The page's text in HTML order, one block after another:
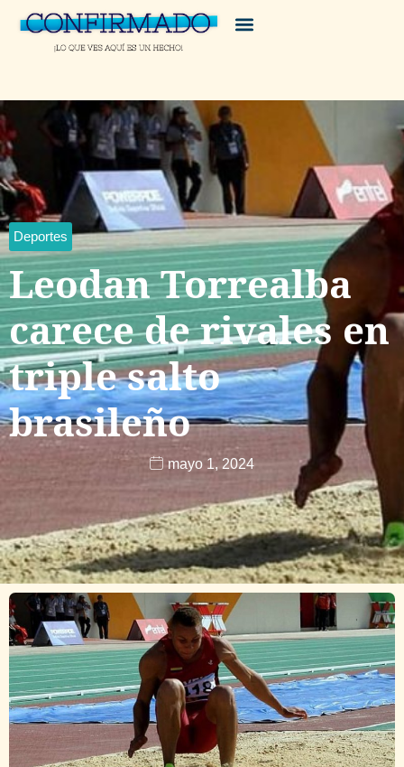
Deportes
Leodan Torrealba
carece de rivales en
triple salto
brasileño
mayo 1, 2024